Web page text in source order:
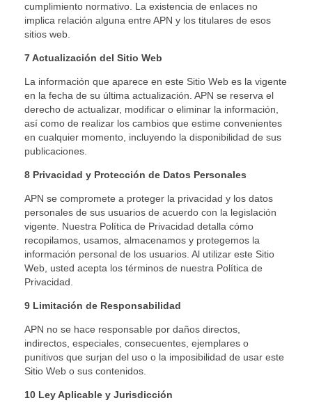
cumplimiento normativo. La existencia de enlaces no
implica relación alguna entre APN y los titulares de esos
sitios web.
7 Actualización del Sitio Web
La información que aparece en este Sitio Web es la vigente
en la fecha de su última actualización. APN se reserva el
derecho de actualizar, modificar o eliminar la información,
así como de realizar los cambios que estime convenientes
en cualquier momento, incluyendo la disponibilidad de sus
publicaciones.
8 Privacidad y Protección de Datos Personales
APN se compromete a proteger la privacidad y los datos
personales de sus usuarios de acuerdo con la legislación
vigente. Nuestra Política de Privacidad detalla cómo
recopilamos, usamos, almacenamos y protegemos la
información personal de los usuarios. Al utilizar este Sitio
Web, usted acepta los términos de nuestra Política de
Privacidad.
9 Limitación de Responsabilidad
APN no se hace responsable por daños directos,
indirectos, especiales, consecuentes, ejemplares o
punitivos que surjan del uso o la imposibilidad de usar este
Sitio Web o sus contenidos.
10 Ley Aplicable y Jurisdicción